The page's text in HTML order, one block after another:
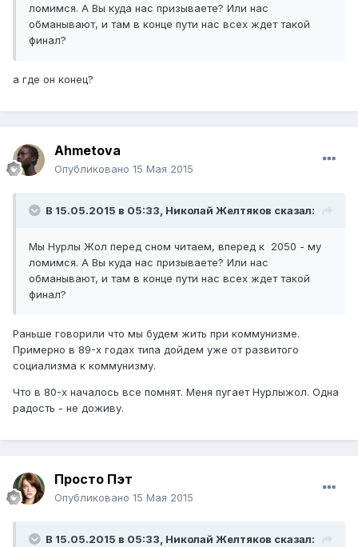
ломимся. А Вы куда нас призываете? Или нас
обманывают, и там в конце пути нас всех ждет такой
финал?
а где он конец?
Ahmetova
Опубликовано 15 Мая 2015
В 15.05.2015 в 05:33, Николай Желтяков сказал:
​Мы Нурлы Жол перед сном читаем, вперед к 2050 - му
ломимся. А Вы куда нас призываете? Или нас
обманывают, и там в конце пути нас всех ждет такой
финал?
​Раньше говорили что мы будем жить при коммунизме.
Примерно в 89-х годах типа дойдем уже от развитого
социализма к коммунизму.
Что в 80-х началось все помнят. Меня пугает Нурлыжол. Одна
радость - не доживу.
Просто Пэт
Опубликовано 15 Мая 2015
В 15.05.2015 в 05:33, Николай Желтяков сказал: